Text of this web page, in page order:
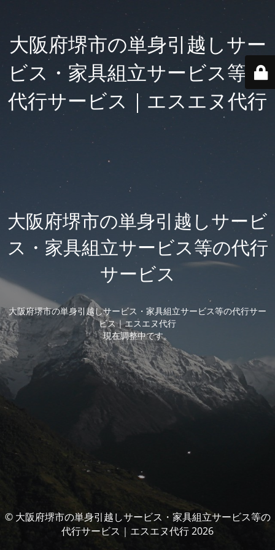
大阪府堺市の単身引越しサー
ビス・家具組立サービス等の
代行サービス｜エスエヌ代行
大阪府堺市の単身引越しサービ
ス・家具組立サービス等の代行
サービス
大阪府堺市の単身引越しサービス・家具組立サービス等の代行サー
ビス｜エスエヌ代行
現在調整中です。
© 大阪府堺市の単身引越しサービス・家具組立サービス等の
代行サービス｜エスエヌ代行 2026